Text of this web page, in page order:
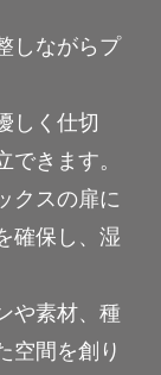
しながらプ
しく仕切
きます。
クスの扉に
確保し、湿
や素材、種
空間を創り